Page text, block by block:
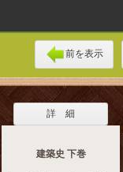
前を表示
詳 細
建築史 下巻